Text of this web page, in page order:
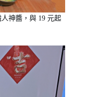
神醬，與 19 元起